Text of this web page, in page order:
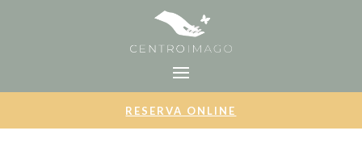
RESERVA ONLINE